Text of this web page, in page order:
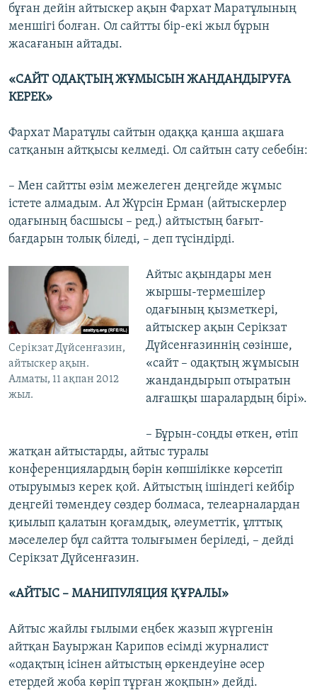
бұған дейін айтыскер ақын Фархат Маратұлының
меншігі болған. Ол сайтты бір-екі жыл бұрын
жасағанын айтады.
«САЙТ ОДАҚТЫҢ ЖҰМЫСЫН ЖАНДАНДЫРУҒА
КЕРЕК»
Фархат Маратұлы сайтын одаққа қанша ақшаға
сатқанын айтқысы келмеді. Ол сайтын сату себебін:
– Мен сайтты өзім межелеген деңгейде жұмыс
істете алмадым. Ал Жүрсін Ерман (айтыскерлер
одағының басшысы – ред.) айтыстың бағыт-
бағдарын толық біледі, – деп түсіндірді.
Серікзат Дүйсенғазин,
айтыскер ақын.
Алматы, 11 ақпан 2012
жыл.
Айтыс ақындары мен
жыршы-термешілер
одағының қызметкері,
айтыскер ақын Серікзат
Дүйсенғазиннің сөзінше,
«сайт – одақтың жұмысын
жандандырып отыратын
алғашқы шаралардың бірі».
– Бұрын-соңды өткен, өтіп
жатқан айтыстарды, айтыс туралы
конференциялардың бәрін көпшілікке көрсетіп
отыруымыз керек қой. Айтыстың ішіндегі кейбір
деңгейі төмендеу сөздер болмаса, телеарналардан
қиылып қалатын қоғамдық, әлеуметтік, ұлттық
мәселелер бұл сайтта толығымен беріледі, – дейді
Серікзат Дүйсенғазин.
«АЙТЫС – МАНИПУЛЯЦИЯ ҚҰРАЛЫ»
Айтыс жайлы ғылыми еңбек жазып жүргенін
айтқан Бауыржан Карипов есімді журналист
«одақтың ісінен айтыстың өркендеуіне әсер
етердей жоба көріп тұрған жоқпын» дейді.